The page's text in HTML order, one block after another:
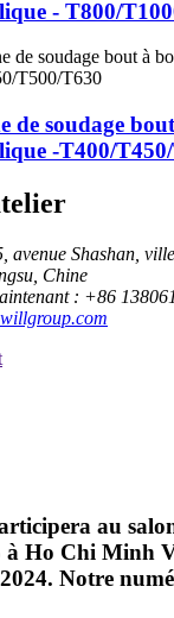
- T800/
de soudage
-T400/
avenue Shashan,
Chine
: +86
au
Ho Chi Minh
Notre